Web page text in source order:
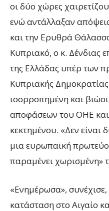
οι δύο χώρες
ενώ αντάλλαξαν
και την Ερυθρά
Κυπριακό, ο κ. Δένδιας
της Ελλάδας υπέρ των
Κυπριακής Δημοκρατίας
ισορροπημένη και
αποφάσεων του ΟΗΕ
κεκτημένου. «Δεν
μια ευρωπαϊκή
παραμένει χωρισμένη»
«Ενημέρωσα»,
κατάσταση στο Αιγαίο